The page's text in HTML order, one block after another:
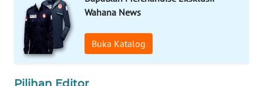
Wahana News
Buka Katalog
WN
SUBANG
WN